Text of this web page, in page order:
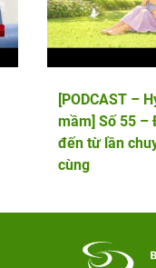
[PODCAST –
mầm] Số 55 –
đến từ lần
cùng